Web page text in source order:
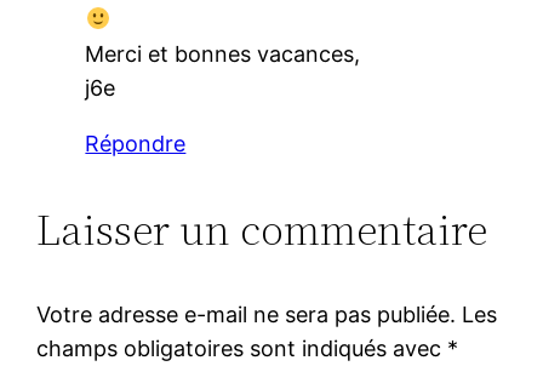
Merci et bonnes vacances,
j6e
Répondre
Laisser un commentaire
Votre adresse e-mail ne sera pas publiée. Les
champs obligatoires sont indiqués avec *